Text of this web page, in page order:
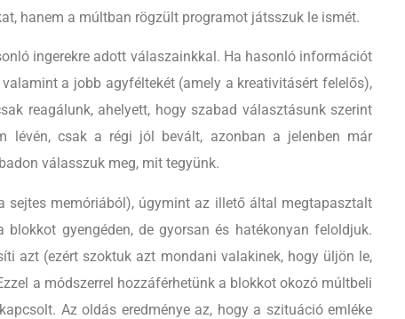
hanem a múltban rögzült programot játsszuk le ismét.
ingerekre adott válaszainkkal. Ha hasonló információt
a jobb agyféltekét (amely a kreativitásért felelős),
reagálunk, ahelyett, hogy szabad választásunk szerint
lévén, csak a régi jól bevált, azonban a jelenben már
válasszuk meg, mit tegyünk.
sejtes memóriából), úgymint az illető által megtapasztalt
gyengéden, de gyorsan és hatékonyan feloldjuk.
azt (ezért szoktuk azt mondani valakinek, hogy üljön le,
a módszerrel hozzáférhetünk a blokkot okozó múltbeli
Az oldás eredménye az, hogy a szituáció emléke